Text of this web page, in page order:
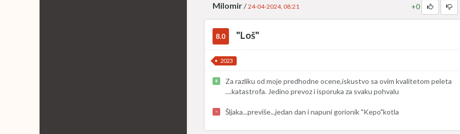
Milomir/ 24-04-2024, 08:21 +0
8.0 "Loš"
2023
+
Za razliku od moje predhodne ocene,iskustvo sa ovim kvalitetom peleta
....katastrofa. Jedino prevoz i isporuka za svaku pohvalu
- Šljaka...previše...jedan dan i napuni gorionik "Kepo"kotla